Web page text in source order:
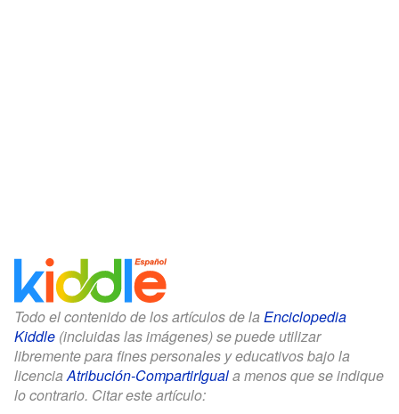
Todo el contenido de los artículos de la Enciclopedia
Kiddle (incluidas las imágenes) se puede utilizar
libremente para fines personales y educativos bajo la
licenciaAtribución-CompartirIguala menos que se indique
lo contrario. Citar este artículo: